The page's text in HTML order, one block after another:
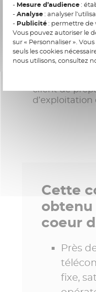
« Le
fibre optique,
Julien
Thermique,
La
mesure où
client de
d’exploitation
Cette
obtenu
coeur
Près
fixe,
- Mesure d’audience:
-Analyse: analyser
- Publicité: permettre de
Vous pouvez autoriser le
sur « Personnaliser ».
seuls les cookies
nous utilisons, consultez